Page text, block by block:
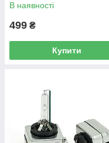
В наявності
499 ₴
Купити